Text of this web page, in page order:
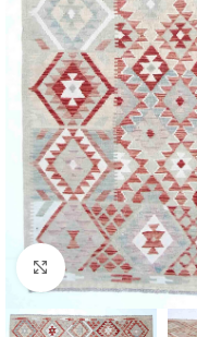
Click to enlarge